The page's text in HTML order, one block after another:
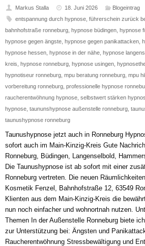
Markus Stalla 18. Juni 2026
Blogeintrag
entspannung durch hypnose, führerschein zurück
bahnhofstraße ronneburg hypnose büdingen hypnose
hypnose gegen ängste hypnose gegen panikattacken
hypnose hessen hypnose in der nähe hypnose
kreis hypnose ronneburg hypnose usingen
hypnotiseur ronneburg mpu beratung ronneburg mpu
vorbereitung ronneburg professionelle hypnose
raucherentwöhnung hypnose selbstwert stärken
hypnose taununshypnose außenstelle ronneburg
taunushypnose ronneburg
Taunushypnose jetzt auch in Ronneburg
sofort auch im Main-Kinzig-Kreis Gute
Ronneburg, Büdingen, Langenselbold,
Die Taunushypnose ist ab sofort mit einer
Ronneburg vertreten. Die neuen
Kosmetik Fenzel, Bahnhofstraße 12, 63549
Klienten aus dem Main-Kinzig-Kreis die
nun noch einfacher und wohnortnah nutzen.
Themen In der Außenstelle Ronneburg biete
zur Unterstützung bei: Ängsten und
Raucherentwöhnung Stressbewältigung und